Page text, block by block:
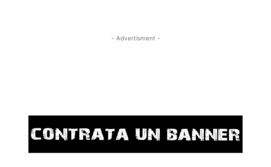
- Advertisment -